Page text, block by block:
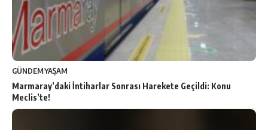
GÜNDEMYAŞAM
Marmaray’daki İntiharlar Sonrası Harekete Geçildi: Konu
Meclis’te!